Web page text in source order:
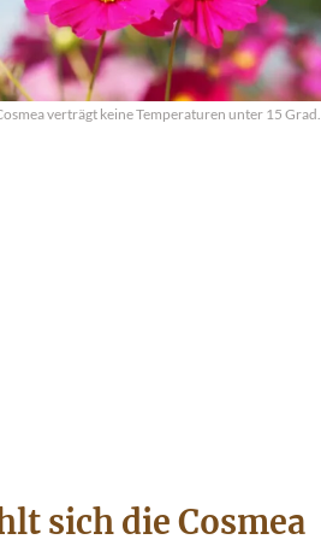
verträgt keine Temperaturen unter 15 Grad.
sich die Cosmea